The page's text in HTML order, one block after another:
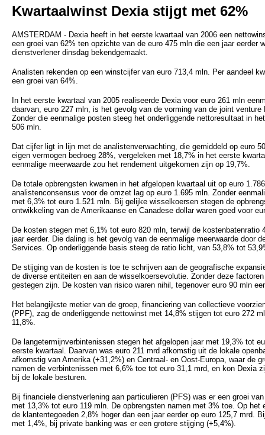
Kwartaalwinst Dexia stijgt met 62%
AMSTERDAM - Dexia heeft in het eerste kwartaal van 2006 een
een groei van 62% ten opzichte van de euro 475 mln die een jaar eerder
dienstverlener dinsdag bekendgemaakt.
Analisten rekenden op een winstcijfer van euro 713,4 mln. Per aandeel
een groei van 64%.
In het eerste kwartaal van 2005 realiseerde Dexia voor euro 261 mln
daarvan, euro 227 mln, is het gevolg van de vorming van de joint
Zonder die eenmalige posten steeg het onderliggende nettoresultaat in
506 mln.
Dat cijfer ligt in lijn met de analistenverwachting, die gemiddeld op euro
eigen vermogen bedroeg 28%, vergeleken met 18,7% in het eerste
eenmalige meerwaarde zou het rendement uitgekomen zijn op 19,7%.
De totale opbrengsten kwamen in het afgelopen kwartaal uit op euro
analistenconsensus voor de omzet lag op euro 1.695 mln. Zonder
met 6,3% tot euro 1.521 mln. Bij gelijke wisselkoersen stegen de
ontwikkeling van de Amerikaanse en Canadese dollar waren goed voor
De kosten stegen met 6,1% tot euro 820 mln, terwijl de kostenbatenratio
jaar eerder. Die daling is het gevolg van de eenmalige meerwaarde door
Services. Op onderliggende basis steeg de ratio licht, van 53,8% tot
De stijging van de kosten is toe te schrijven aan de geografische
de diverse entiteiten en aan de wisselkoersevolutie. Zonder deze
gestegen zijn. De kosten van risico waren nihil, tegenover euro 90 mln
Het belangijkste metier van de groep, financiering van collectieve
(PPF), zag de onderliggende nettowinst met 14,8% stijgen tot euro 272
11,8%.
De langetermijnverbintenissen stegen het afgelopen jaar met 19,3% tot
eerste kwartaal. Daarvan was euro 211 mrd afkomstig uit de lokale
afkomstig van Amerika (+31,2%) en Centraal- en Oost-Europa, waar de
namen de verbintenissen met 6,6% toe tot euro 31,1 mrd, en kon Dexia
bij de lokale besturen.
Bij financiele dienstverlening aan particulieren (PFS) was er een groei
met 13,3% tot euro 119 mln. De opbrengsten namen met 3% toe. Op het
de klantentegoeden 2,8% hoger dan een jaar eerder op euro 125,7 mrd.
met 1,4%, bij private banking was er een grotere stijging (+5,4%).